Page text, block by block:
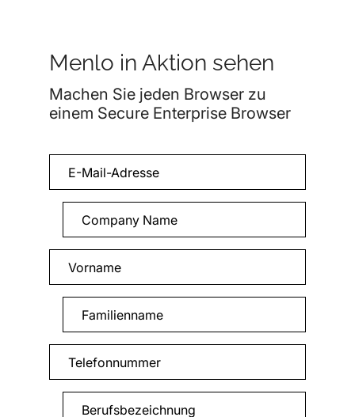
Menlo in Aktion sehen
Machen Sie jeden Browser zu
einem Secure Enterprise Browser